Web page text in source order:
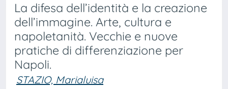
La difesa dell’identità e la creazione
dell’immagine. Arte, cultura e
napoletanità. Vecchie e nuove
pratiche di differenziazione per
Napoli.
STAZIO, Marialuisa